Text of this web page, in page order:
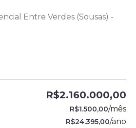
Entre Verdes (Sousas) -
R$2.160.000,00
R$1.500,00/mês
R$24.395,00/ano